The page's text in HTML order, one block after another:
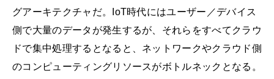
グアーキテクチャだ。IoT時代にはユーザー／デバイス
側で大量のデータが発生するが、それらをすべてクラウ
ドで集中処理するとなると、ネットワークやクラウド側
のコンピューティングリソースがボトルネックとなる。